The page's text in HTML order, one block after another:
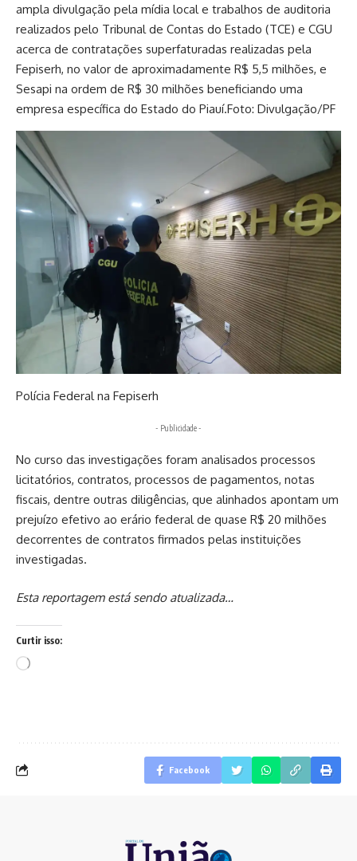
ampla divulgação pela mídia local e trabalhos de auditoria
realizados pelo Tribunal de Contas do Estado (TCE) e CGU
acerca de contratações superfaturadas realizadas pela
Fepiserh, no valor de aproximadamente R$ 5,5 milhões, e
Sesapi na ordem de R$ 30 milhões beneficiando uma
empresa específica do Estado do Piauí.Foto: Divulgação/PF
Polícia Federal na Fepiserh
- Publicidade -
No curso das investigações foram analisados processos
licitatórios, contratos, processos de pagamentos, notas
fiscais, dentre outras diligências, que alinhados apontam um
prejuízo efetivo ao erário federal de quase R$ 20 milhões
decorrentes de contratos firmados pelas instituições
investigadas.
Esta reportagem está sendo atualizada…
Curtir isso:
Carregando...
Facebook